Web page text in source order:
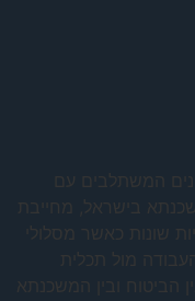
המשתלבים עם
בישראל, מחייבת
שונות כאשר מסלולי
מול תכלית
הביטוח ובין המשכנתא